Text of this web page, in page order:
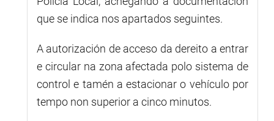
que se indica nos apartados seguintes.
A autorización de acceso da dereito a entrar
e circular na zona afectada polo sistema de
control e tamén a estacionar o vehículo por
tempo non superior a cinco minutos.